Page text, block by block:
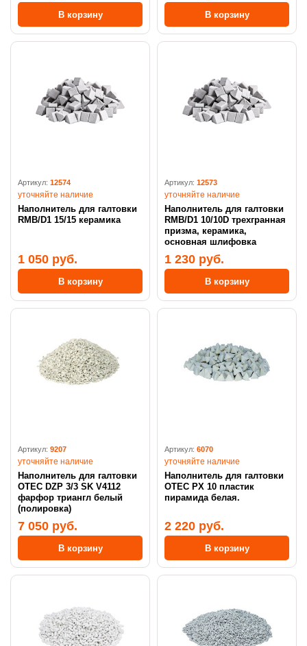
В корзину В корзину
Артикул: 12574
уточняйте наличие
Наполнитель для галтовки
RMB/D1 15/15 керамика
1 050 руб.
В корзину
Артикул: 12573
уточняйте наличие
Наполнитель для галтовки
RMB/D1 10/10D трехгранная
призма, керамика,
основная шлифовка
1 230 руб.
В корзину
Артикул: 9207
уточняйте наличие
Наполнитель для галтовки
OTEC DZP 3/3 SK V4112
фарфор триангл белый
(полировка)
7 050 руб.
В корзину
Артикул: 6070
уточняйте наличие
Наполнитель для галтовки
OTEC PX 10 пластик
пирамида белая.
2 220 руб.
В корзину